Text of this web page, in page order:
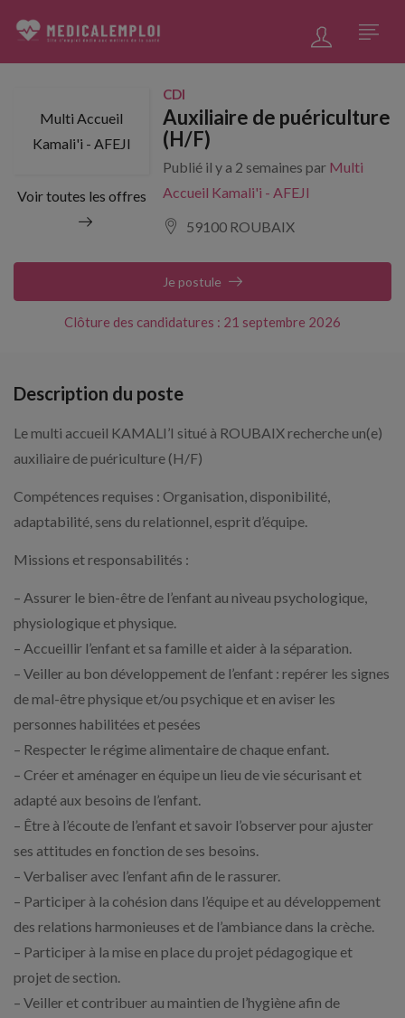
Multi Accueil
Kamali'i - AFEJI
Voir toutes les offres
CDI
Auxiliaire de puériculture
(H/F)
Publié il y a 2 semaines par Multi
Accueil Kamali'i - AFEJI
59100 ROUBAIX
Clôture des candidatures : 21 septembre 2026
Je postule
Description du poste
Le multi accueil KAMALI’I situé à ROUBAIX recherche un(e)
auxiliaire de puériculture (H/F)
Compétences requises : Organisation, disponibilité,
adaptabilité, sens du relationnel, esprit d’équipe.
Missions et responsabilités :
– Assurer le bien-être de l’enfant au niveau psychologique,
physiologique et physique.
– Accueillir l’enfant et sa famille et aider à la séparation.
– Veiller au bon développement de l’enfant : repérer les signes
de mal-être physique et/ou psychique et en aviser les
personnes habilitées et pesées
– Respecter le régime alimentaire de chaque enfant.
– Créer et aménager en équipe un lieu de vie sécurisant et
adapté aux besoins de l’enfant.
– Être à l’écoute de l’enfant et savoir l’observer pour ajuster
ses attitudes en fonction de ses besoins.
– Verbaliser avec l’enfant afin de le rassurer.
– Participer à la cohésion dans l’équipe et au développement
des relations harmonieuses et de l’ambiance dans la crèche.
– Participer à la mise en place du projet pédagogique et
projet de section.
– Veiller et contribuer au maintien de l’hygiène afin de